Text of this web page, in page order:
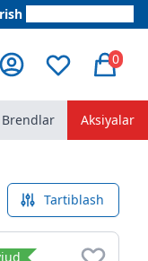
0
Brendlar Aksiyalar
Tartiblash